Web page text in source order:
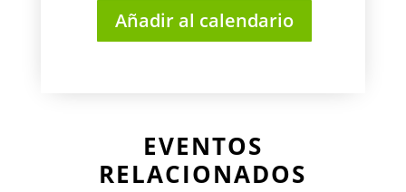
Añadir al calendario
EVENTOS
RELACIONADOS